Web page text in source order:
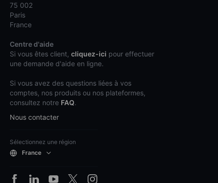
75 002
Paris
France
Centre d'aide
Si vous êtes client, cliquez-ici pour effectuer
une demande d'aide en ligne.
Si vous avez des questions liées à vos
comptes, nos produits ou nos plateformes,
consultez notre FAQ.
Nous contacter
Sélectionnez une région
France